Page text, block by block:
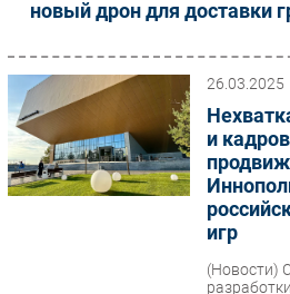
новый дрон для доставки
26.03.2025
и
игр
(Новости)